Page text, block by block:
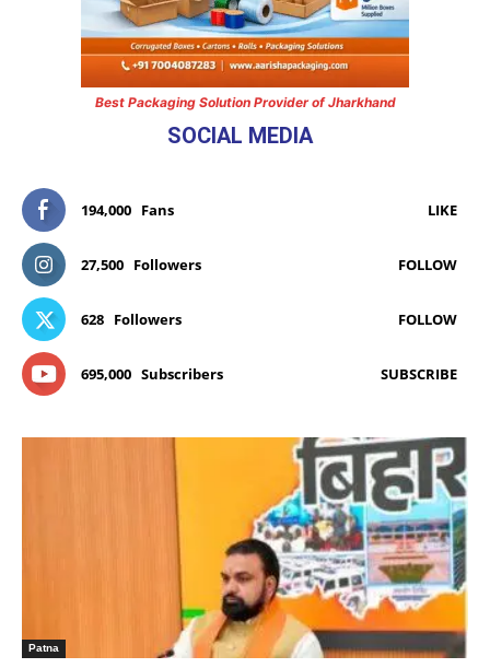
Best Packaging Solution Provider of Jharkhand
SOCIAL MEDIA
194,000 Fans LIKE
27,500 Followers FOLLOW
628 Followers FOLLOW
695,000 Subscribers SUBSCRIBE
Patna